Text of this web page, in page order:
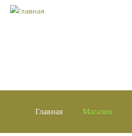
Главная Магазин